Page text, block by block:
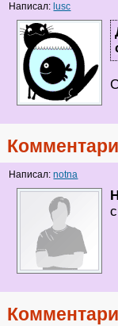
Написал: lusc
Написал:notna